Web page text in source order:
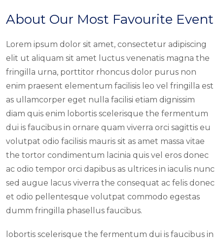
About Our Most Favourite Event
Lorem ipsum dolor sit amet, consectetur adipiscing
elit ut aliquam sit amet luctus venenatis magna the
fringilla urna, porttitor rhoncus dolor purus non
enim praesent elementum facilisis leo vel fringilla est
as ullamcorper eget nulla facilisi etiam dignissim
diam quis enim lobortis scelerisque the fermentum
dui is faucibus in ornare quam viverra orci sagittis eu
volutpat odio facilisis mauris sit as amet massa vitae
the tortor condimentum lacinia quis vel eros donec
ac odio tempor orci dapibus as ultrices in iaculis nunc
sed augue lacus viverra the consequat ac felis donec
et odio pellentesque volutpat commodo egestas
dumm fringilla phasellus faucibus.
lobortis scelerisque the fermentum dui is faucibus in